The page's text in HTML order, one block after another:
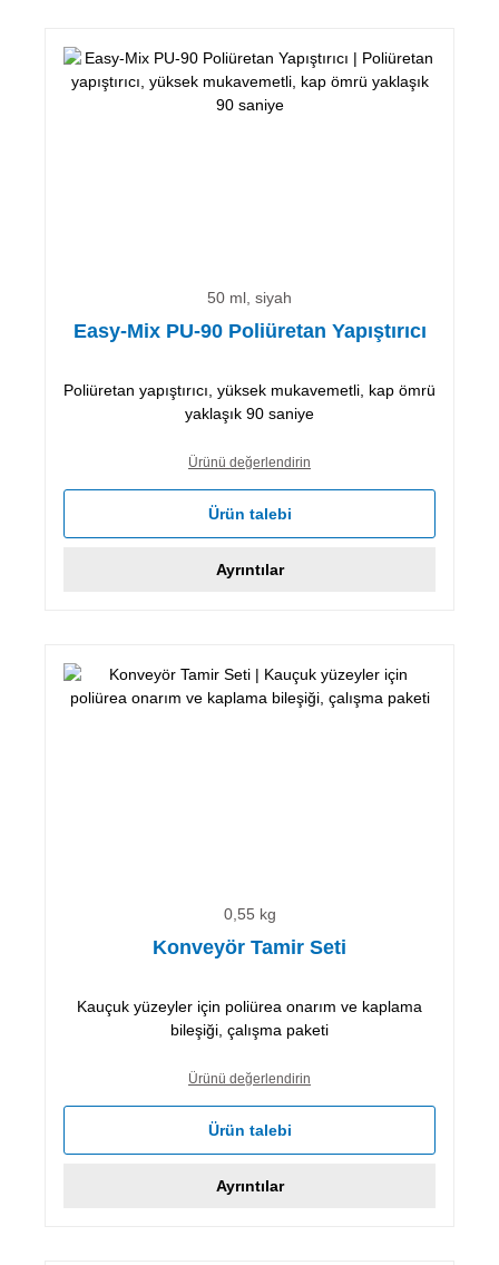
50 ml, siyah
Easy-Mix PU-90 Poliüretan Yapıştırıcı
Poliüretan yapıştırıcı, yüksek mukavemetli, kap ömrü
yaklaşık 90 saniye
Ürünü değerlendirin
Ürün talebi
Ayrıntılar
0,55 kg
Konveyör Tamir Seti
Kauçuk yüzeyler için poliürea onarım ve kaplama
bileşiği, çalışma paketi
Ürünü değerlendirin
Ürün talebi
Ayrıntılar